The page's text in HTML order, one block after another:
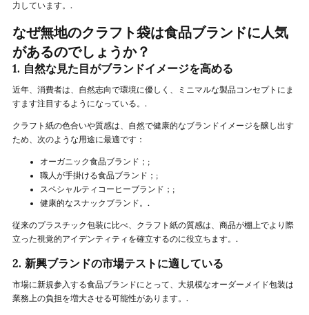
力しています。.
なぜ無地のクラフト袋は食品ブランドに人気
があるのでしょうか？
1. 自然な見た目がブランドイメージを高める
近年、消費者は、自然志向で環境に優しく、ミニマルな製品コンセプトにま
すます注目するようになっている。.
クラフト紙の色合いや質感は、自然で健康的なブランドイメージを醸し出す
ため、次のような用途に最適です：
オーガニック食品ブランド；;
職人が手掛ける食品ブランド；;
スペシャルティコーヒーブランド；;
健康的なスナックブランド。.
従来のプラスチック包装に比べ、クラフト紙の質感は、商品が棚上でより際
立った視覚的アイデンティティを確立するのに役立ちます。.
2. 新興ブランドの市場テストに適している
市場に新規参入する食品ブランドにとって、大規模なオーダーメイド包装は
業務上の負担を増大させる可能性があります。.